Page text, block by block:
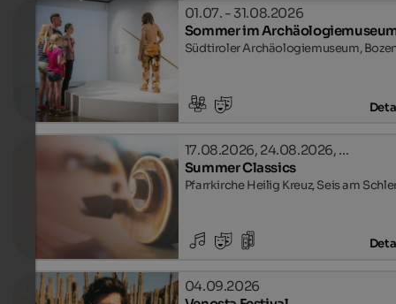
01.07. - 31.08.2026
Sommer im
Südtiroler Archäologiemuseum,
17.08.2026, 24.08.2026, …
Summer Classics
Pfarrkirche Heilig Kreuz, Seis am
04.09.2026